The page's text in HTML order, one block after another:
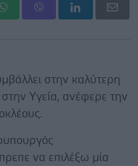
στην καλύτερη
Υγεία, ανέφερε την
να επιλέξω μία